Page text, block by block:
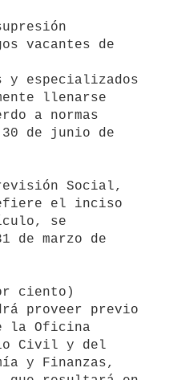
vacantes de
y especializados
llenarse
a normas
de junio de
el inciso
se
de marzo de
proveer previo
la Oficina
Civil y del
y Finanzas,